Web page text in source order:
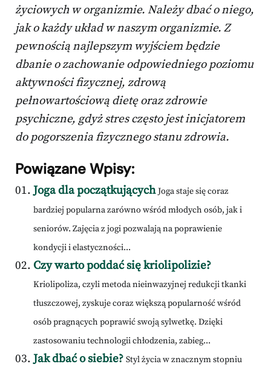
życiowych w organizmie. Należy dbać o niego,
jak o każdy układ w naszym organizmie. Z
pewnością najlepszym wyjściem będzie
dbanie o zachowanie odpowiedniego poziomu
aktywności fizycznej, zdrową
pełnowartościową dietę oraz zdrowie
psychiczne, gdyż stres często jest inicjatorem
do pogorszenia fizycznego stanu zdrowia.
Powiązane Wpisy:
Joga dla początkujących Joga staje się coraz
bardziej popularna zarówno wśród młodych osób, jak i
seniorów. Zajęcia z jogi pozwalają na poprawienie
kondycji i elastyczności...
Czy warto poddać się kriolipolizie?
Kriolipoliza, czyli metoda nieinwazyjnej redukcji tkanki
tłuszczowej, zyskuje coraz większą popularność wśród
osób pragnących poprawić swoją sylwetkę. Dzięki
zastosowaniu technologii chłodzenia, zabieg...
Jak dbać o siebie? Styl życia w znacznym stopniu